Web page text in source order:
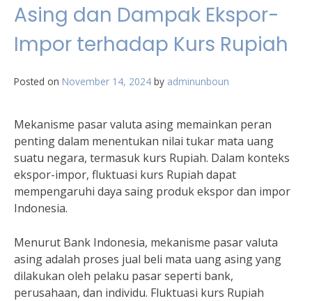
Asing dan Dampak Ekspor-
Impor terhadap Kurs Rupiah
Posted on November 14, 2024 by adminunboun
Mekanisme pasar valuta asing memainkan peran
penting dalam menentukan nilai tukar mata uang
suatu negara, termasuk kurs Rupiah. Dalam konteks
ekspor-impor, fluktuasi kurs Rupiah dapat
mempengaruhi daya saing produk ekspor dan impor
Indonesia.
Menurut Bank Indonesia, mekanisme pasar valuta
asing adalah proses jual beli mata uang asing yang
dilakukan oleh pelaku pasar seperti bank,
perusahaan, dan individu. Fluktuasi kurs Rupiah